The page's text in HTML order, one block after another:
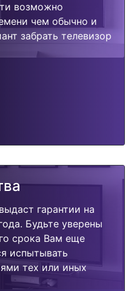
возможно
чем обычно и
забрать телевизор
гарантии на
Будьте уверены
срока Вам еще
испытывать
тех или иных